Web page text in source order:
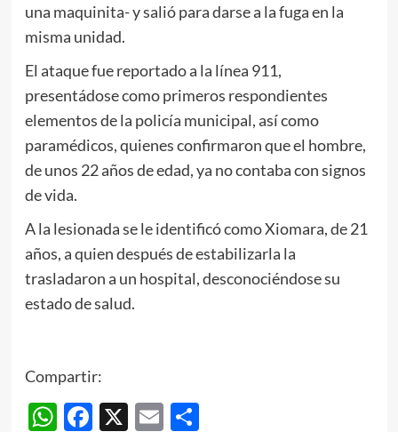
una maquinita- y salió para darse a la fuga en la
misma unidad.
El ataque fue reportado a la línea 911,
presentádose como primeros respondientes
elementos de la policía municipal, así como
paramédicos, quienes confirmaron que el hombre,
de unos 22 años de edad, ya no contaba con signos
de vida.
A la lesionada se le identificó como Xiomara, de 21
años, a quien después de estabilizarla la
trasladaron a un hospital, desconociéndose su
estado de salud.
Compartir:
WhatsApp
Facebook
X EmailCompartir